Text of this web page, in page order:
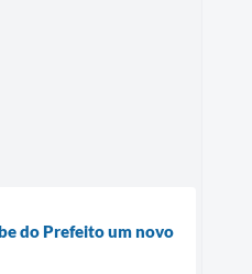
do Prefeito um novo